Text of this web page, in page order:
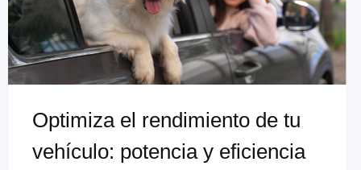
Optimiza el rendimiento de tu
vehículo: potencia y eficiencia